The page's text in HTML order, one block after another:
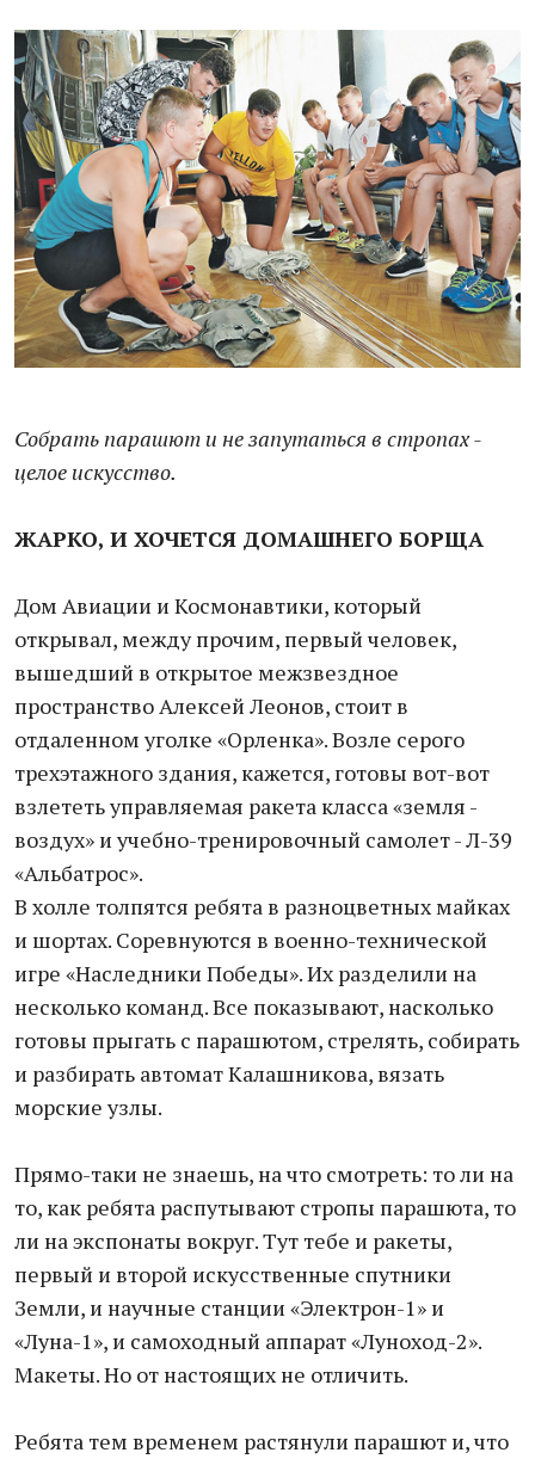
Собрать парашют и не запутаться в стропах -
целое искусство.
ЖАРКО, И ХОЧЕТСЯ ДОМАШНЕГО БОРЩА
Дом Авиации и Космонавтики, который
открывал, между прочим, первый человек,
вышедший в открытое межзвездное
пространство Алексей Леонов, стоит в
отдаленном уголке «Орленка». Возле серого
трехэтажного здания, кажется, готовы вот-вот
взлететь управляемая ракета класса «земля -
воздух» и учебно-тренировочный самолет - Л-39
«Альбатрос».
В холле толпятся ребята в разноцветных майках
и шортах. Соревнуются в военно-технической
игре «Наследники Победы». Их разделили на
несколько команд. Все показывают, насколько
готовы прыгать с парашютом, стрелять, собирать
и разбирать автомат Калашникова, вязать
морские узлы.
Прямо-таки не знаешь, на что смотреть: то ли на
то, как ребята распутывают стропы парашюта, то
ли на экспонаты вокруг. Тут тебе и ракеты,
первый и второй искусственные спутники
Земли, и научные станции «Электрон-1» и
«Луна-1», и самоходный аппарат «Луноход-2».
Макеты. Но от настоящих не отличить.
Ребята тем временем растянули парашют и, что